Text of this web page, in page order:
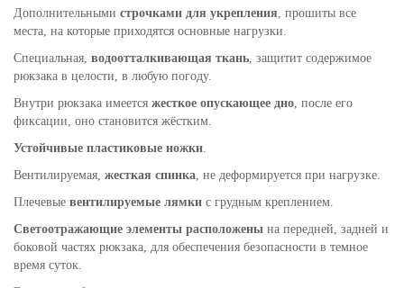
Дополнительными строчками для укрепления, прошиты все
места, на которые приходятся основные нагрузки.
Специальная, водоотталкивающая ткань, защитит содержимое
рюкзака в целости, в любую погоду.
Внутри рюкзака имеется жесткое опускающее дно, после его
фиксации, оно становится жёстким.
Устойчивые пластиковые ножки.
Вентилируемая, жесткая спинка, не деформируется при нагрузке.
Плечевые вентилируемые лямки с грудным креплением.
Светоотражающие элементы расположены на передней, задней и
боковой частях рюкзака, для обеспечения безопасности в темное
время суток.